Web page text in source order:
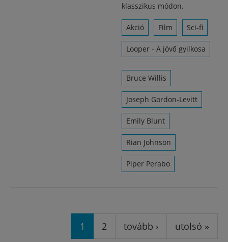
klasszikus módon.
Akció Film Sci-fi
Looper - A jövő gyilkosa
Bruce Willis
Joseph Gordon-Levitt
Emily Blunt
Rian Johnson
Piper Perabo
1 2 tovább › utolsó »